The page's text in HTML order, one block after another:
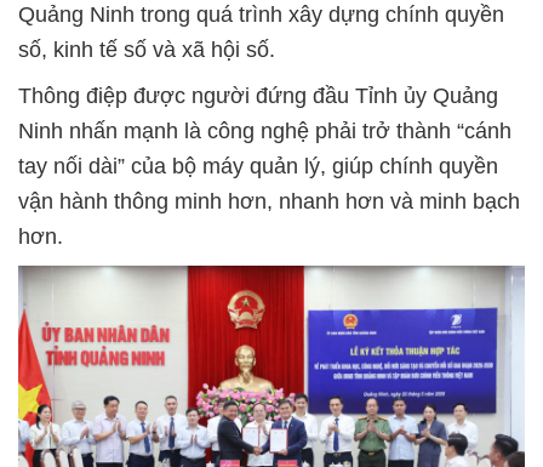
Quảng Ninh trong quá trình xây dựng chính quyền
số, kinh tế số và xã hội số.
Thông điệp được người đứng đầu Tỉnh ủy Quảng
Ninh nhấn mạnh là công nghệ phải trở thành “cánh
tay nối dài” của bộ máy quản lý, giúp chính quyền
vận hành thông minh hơn, nhanh hơn và minh bạch
hơn.